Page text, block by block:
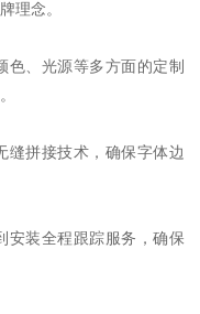
理念。
色、光源等多方面的定制
缝拼接技术，确保字体边
安装全程跟踪服务，确保